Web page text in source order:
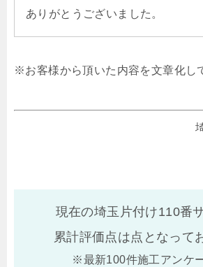
ありがとうございました。
※お客様から頂いた内容を文章化し
現在の埼玉片付け110番
累計評価点は点となって
※最新100件施工アンケ